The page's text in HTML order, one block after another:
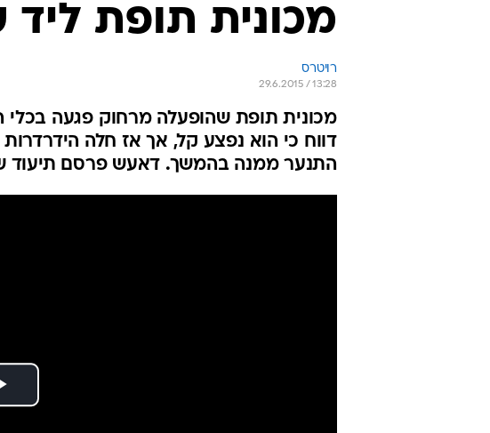
מכונית תופת ליד
רויטרס
29.6.2015 / 13:28
מכונית תופת שהופעלה מרחוק פגעה
דווח כי הוא נפצע קל, אך אז חלה
התנער ממנה בהמשך. דאעש פרסם תיעוד